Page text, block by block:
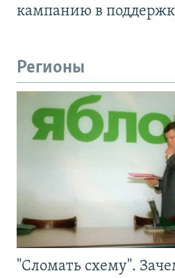
кампанию в
Регионы
"Сломать схему".